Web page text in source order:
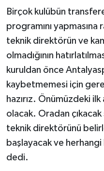
Birçok kulübün
programını
teknik direktörün ve
olmadığının
kuruldan önce
kaybetmemesi için
hazırız. Önümüzdeki
olacak. Oradan
teknik direktörünü
başlayacak ve
dedi.